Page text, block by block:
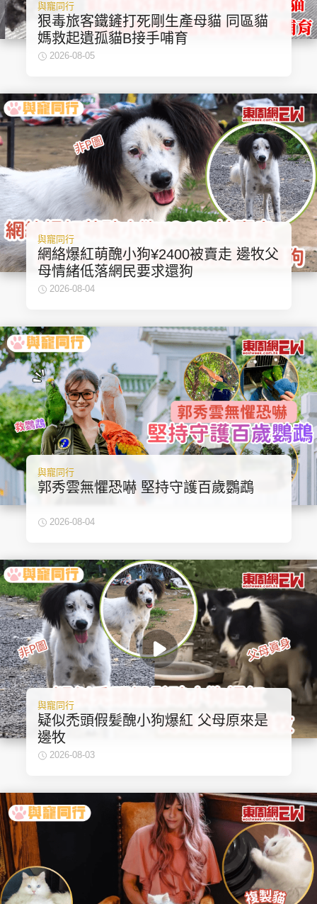
關於我們
聯絡我們
隱私政策聲明
使用條款
版權及免責聲明
Copyright © 東周網 版權所有 . 不得轉載
©Eastweek.com.hk. All rights reserved.
與寵同行
狠毒旅客鐵鏟打死剛生產母貓 同區貓
媽救起遺孤貓B接手哺育
2026-08-05
與寵同行
網絡爆紅萌醜小狗¥2400被賣走 邊牧父
母情緒低落網民要求還狗
2026-08-04
與寵同行
郭秀雲無懼恐嚇 堅持守護百歲鸚鵡
2026-08-04
與寵同行
疑似禿頭假髪醜小狗爆紅 父母原來是
邊牧
2026-08-03